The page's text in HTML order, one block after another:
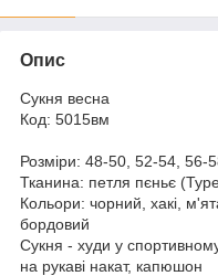
Опис
Сукня весна
Код: 5015вм
Розміри: 48-50, 52-54, 56-
Тканина: петля пєньє
Кольори: чорний, хакі,
бордовий
Сукня - худи у
на рукаві накат, капюшон